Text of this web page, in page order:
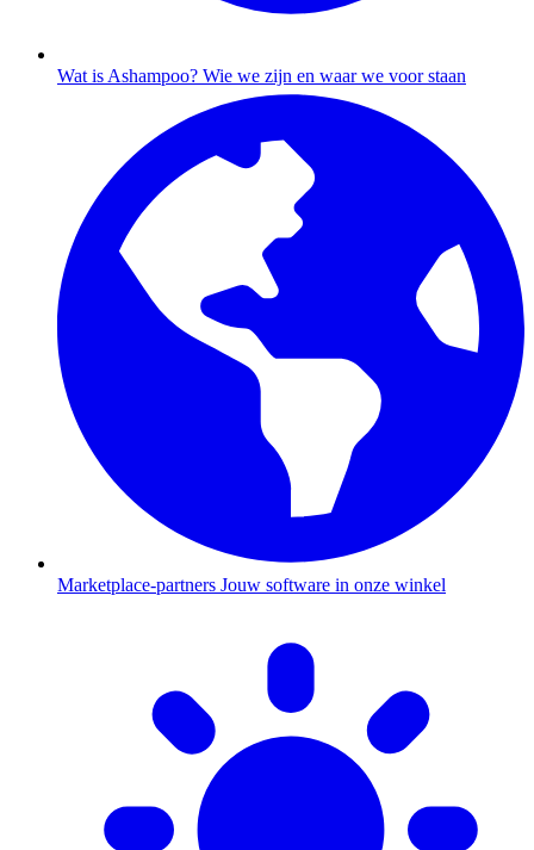
Wat is Ashampoo? Wie we zijn en waar we voor staan
Marketplace-partners Jouw software in onze winkel